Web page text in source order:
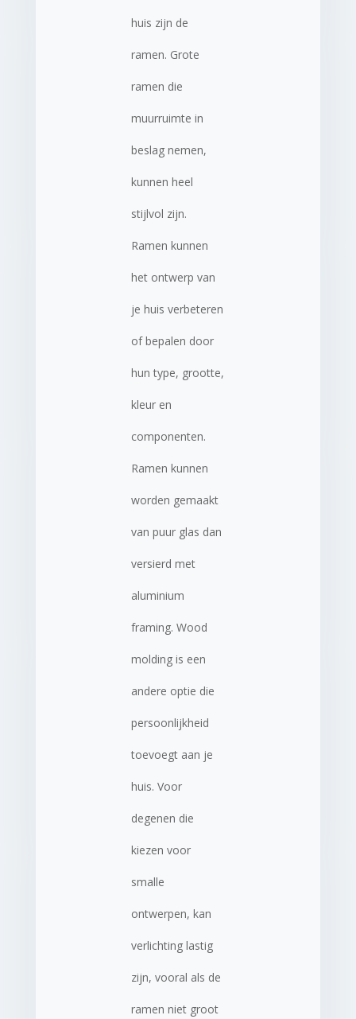
huis zijn de
ramen. Grote
ramen die
muurruimte in
beslag nemen,
kunnen heel
stijlvol zijn.
Ramen kunnen
het ontwerp van
je huis verbeteren
of bepalen door
hun type, grootte,
kleur en
componenten.
Ramen kunnen
worden gemaakt
van puur glas dan
versierd met
aluminium
framing. Wood
molding is een
andere optie die
persoonlijkheid
toevoegt aan je
huis. Voor
degenen die
kiezen voor
smalle
ontwerpen, kan
verlichting lastig
zijn, vooral als de
ramen niet groot